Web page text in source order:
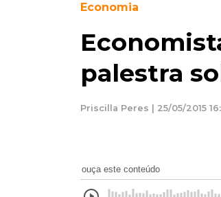
Economia
palestra
Priscilla Peres | 25/05/2015
ouça este conteúdo